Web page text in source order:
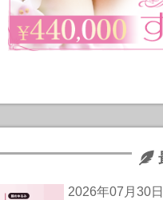
2026年07月30日